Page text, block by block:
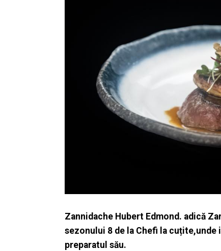
Zannidache Hubert Edmond. adică
sezonului 8 de la Chefi la
preparatul său.